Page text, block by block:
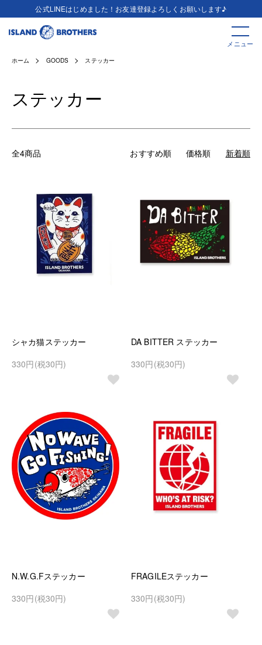
公式LINEはじめました！お友達登録よろしくお願いします♪
メニュー
ホーム GOODS ステッカー
ステッカー
全4商品 おすすめ順 価格順 新着順
シャカ猫ステッカー
330円(税30円)
DA BITTER ステッカー
330円(税30円)
N.W.G.Fステッカー
330円(税30円)
FRAGILEステッカー
330円(税30円)